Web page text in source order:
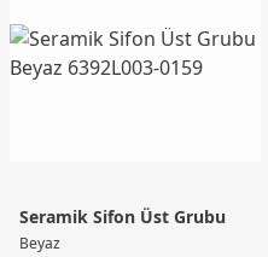
Seramik Sifon Üst Grubu
Beyaz